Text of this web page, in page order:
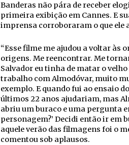
Banderas não pára de receber
primeira exibição em Cannes. E
imprensa corroboraram o que ele
“Esse filme me ajudou a voltar às
origens. Me reencontrar. Me
Salvador eu tinha de matar o
trabalho com Almodóvar, muito
exemplo. E quando fui ao ensaio
últimos 22 anos ajudariam, mas
abriu um buraco e uma pergunta
personagem?’ Decidi então ir em
aquele verão das filmagens foi o
comentou sob aplausos.